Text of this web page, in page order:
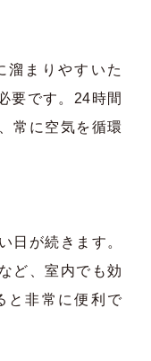
溜まりやすいた
要です。24時間
常に空気を循環
日が続きます。
ど、室内でも効
と非常に便利で